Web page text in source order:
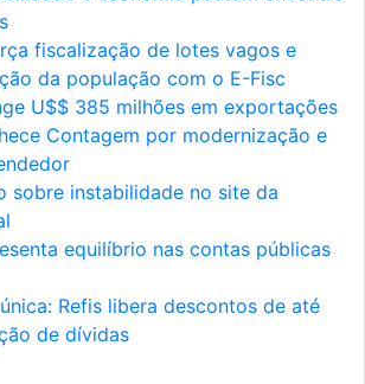
fiscalização de lotes vagos e
da população com o E-Fisc
U$$ 385 milhões em exportações
Contagem por modernização e
sobre instabilidade no site da
equilíbrio nas contas públicas
Refis libera descontos de até
de dívidas